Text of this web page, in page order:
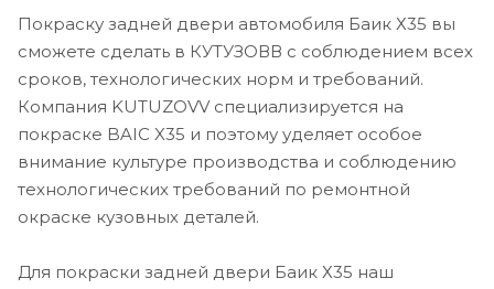
Покраску задней двери автомобиля Баик Х35 вы
сможете сделать в КУТУЗОВВ с соблюдением всех
сроков, технологических норм и требований.
Компания KUTUZOVV специализируется на
покраске BAIC X35 и поэтому уделяет особое
внимание культуре производства и соблюдению
технологических требований по ремонтной
окраске кузовных деталей.
Для покраски задней двери Баик Х35 наш